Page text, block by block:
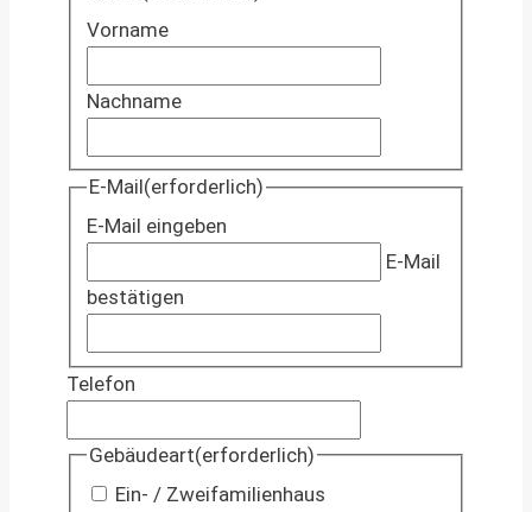
Vorname
Nachname
E-Mail(erforderlich)
E-Mail eingeben
E-Mail
bestätigen
Telefon
Gebäudeart(erforderlich)
Ein- / Zweifamilienhaus